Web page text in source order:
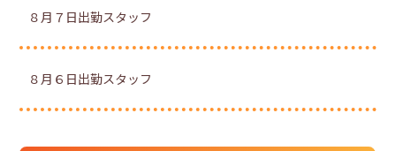
８月７日出勤スタッフ
８月６日出勤スタッフ